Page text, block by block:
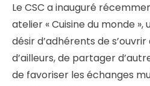
Le CSC a inauguré
atelier « Cuisine du monde »,
désir d’adhérents de
d’ailleurs, de partager
de favoriser les échanges